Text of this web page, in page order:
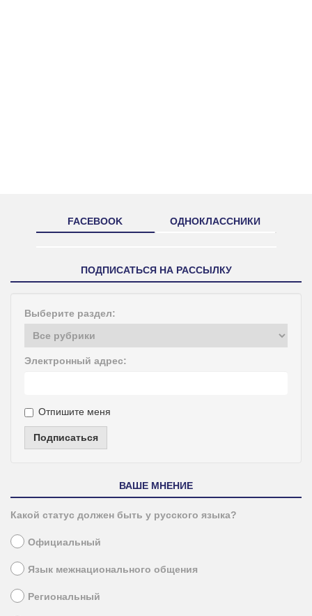
FACEBOOK ОДНОКЛАССНИКИ
ПОДПИСАТЬСЯ НА РАССЫЛКУ
Выберите раздел:
Электронный адрес:
Отпишите меня
Подписаться
ВАШЕ МНЕНИЕ
Какой статус должен быть у русского языка?
Официальный
Язык межнационального общения
Региональный